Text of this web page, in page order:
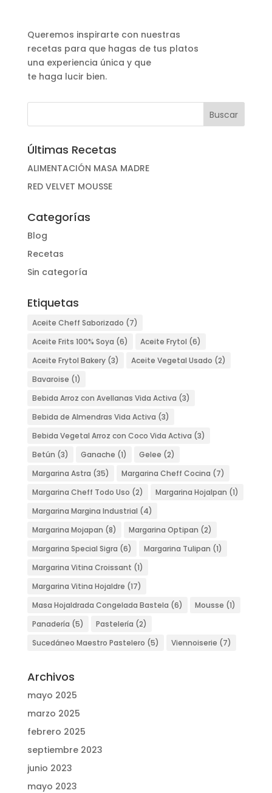
Queremos inspirarte con nuestras
recetas para que hagas de tus platos
una experiencia única y que
te haga lucir bien.
Últimas Recetas
ALIMENTACIÓN MASA MADRE
RED VELVET MOUSSE
Categorías
Blog
Recetas
Sin categoría
Etiquetas
Aceite Cheff Saborizado (7)
Aceite Frits 100% Soya (6) Aceite Frytol (6)
Aceite Frytol Bakery(3) Aceite Vegetal Usado (2)
Bavaroise (1)
Bebida Arroz con Avellanas Vida Activa (3)
Bebida de Almendras Vida Activa (3)
Bebida Vegetal Arroz con Coco Vida Activa (3)
Betún (3) Ganache (1) Gelee (2)
Margarina Astra (35) Margarina Cheff Cocina (7)
Margarina Cheff Todo Uso (2) Margarina Hojalpan (1)
Margarina Margina Industrial (4)
Margarina Mojapan (8) Margarina Optipan (2)
Margarina Special Sigra (6) Margarina Tulipan (1)
Margarina Vitina Croissant (1)
Margarina Vitina Hojaldre (17)
Masa Hojaldrada Congelada Bastela (6) Mousse (1)
Panadería (5) Pastelería (2)
Sucedáneo Maestro Pastelero (5) Viennoiserie (7)
Archivos
mayo 2025
marzo 2025
febrero 2025
septiembre 2023
junio 2023
mayo 2023